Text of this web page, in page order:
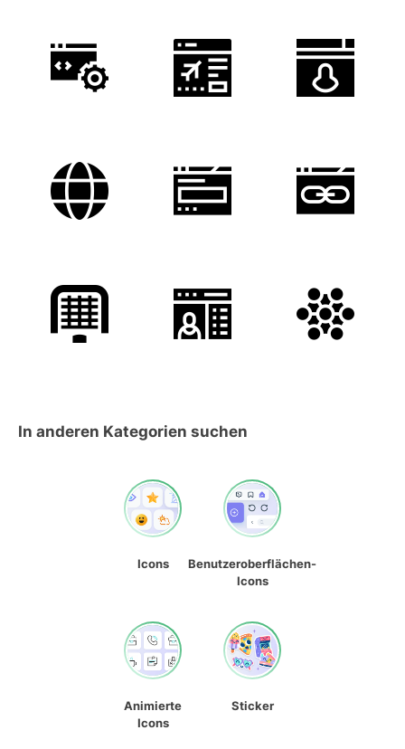
In anderen Kategorien suchen
Icons
Benutzeroberflächen-
Icons
Animierte
Icons
Sticker